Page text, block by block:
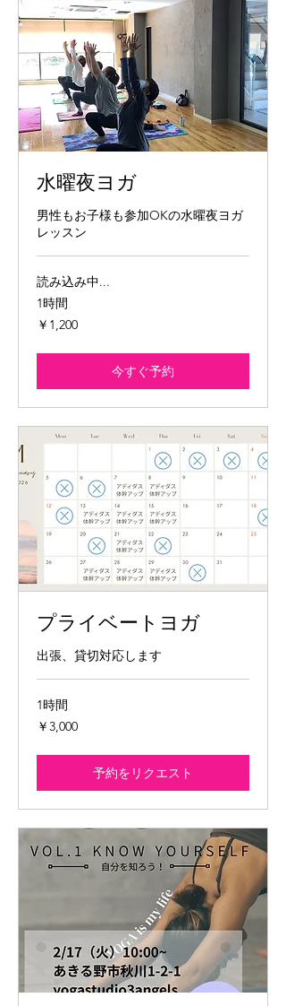
水曜夜ヨガ
男性もお子様も参加OKの水曜夜ヨガ
レッスン
読み込み中...
1時間
1,200
円
￥1,200
今すぐ予約
プライベートヨガ
出張、貸切対応します
1時間
3,000
円
￥3,000
予約をリクエスト